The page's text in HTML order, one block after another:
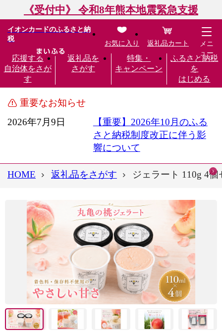
《受付中》 令和8年熊本地震緊急支援
イオンカードのふるさと納
税
応援する
自治体をさが
す
返礼品を
さがす
特集・
キャンペーン
ふるさと納税
を
はじめる
お気に入り 返礼品カート
メニ
ュー
重要なお知らせ
2026年7月9日
【重要】2026年10月のふる
さと納税制度改正に伴う影
響について
HOME 返礼品をさがす ジェラート 110g 4